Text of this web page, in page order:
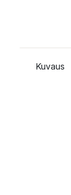
Kuvaus